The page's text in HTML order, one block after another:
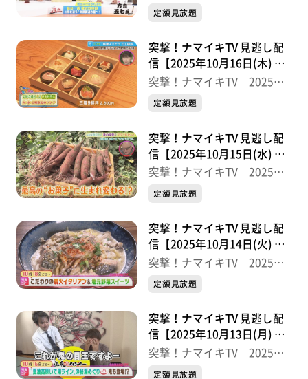
半
定額見放題
突撃！ナマイキTV 見逃し配
信【2025年10月16日(木) 放
送分】
突撃！ナマイキTV 2025後
半
定額見放題
突撃！ナマイキTV 見逃し配
信【2025年10月15日(水) 放
送分】
突撃！ナマイキTV 2025後
半
定額見放題
突撃！ナマイキTV 見逃し配
信【2025年10月14日(火) 放
送分】
突撃！ナマイキTV 2025後
半
定額見放題
突撃！ナマイキTV 見逃し配
信【2025年10月13日(月) 放
送分】
突撃！ナマイキTV 2025後
半
定額見放題